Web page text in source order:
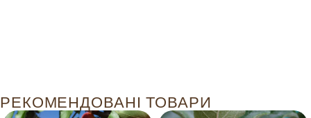
РЕКОМЕНДОВАНІ ТОВАРИ